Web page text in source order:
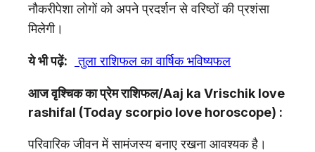
नौकरीपेशा लोगों को अपने प्रदर्शन से वरिष्ठों की प्रशंसा
मिलेगी।
ये भी पढ़ें: तुला राशिफल का वार्षिक भविष्यफल
आज वृश्चिक का प्रेम राशिफल/Aaj ka Vrischik love
rashifal (Today scorpio love horoscope) :
परिवारिक जीवन में सामंजस्य बनाए रखना आवश्यक है।